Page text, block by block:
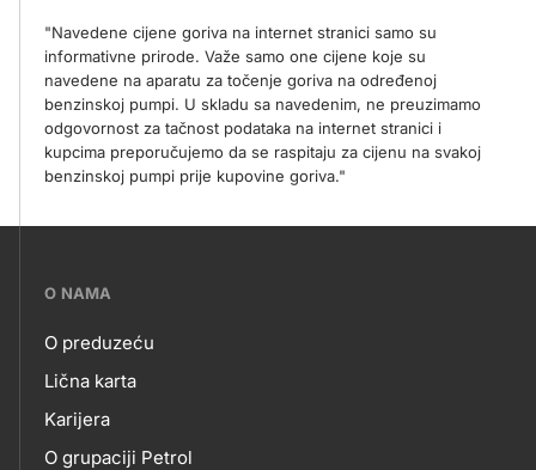
"Navedene cijene goriva na internet stranici samo su
informativne prirode. Važe samo one cijene koje su
navedene na aparatu za točenje goriva na određenoj
benzinskoj pumpi. U skladu sa navedenim, ne preuzimamo
odgovornost za tačnost podataka na internet stranici i
kupcima preporučujemo da se raspitaju za cijenu na svakoj
benzinskoj pumpi prije kupovine goriva."
???
skupno.footer-
title???
O NAMA
O
NAMA
O preduzeću
Lična karta
Karijera
O grupaciji Petrol